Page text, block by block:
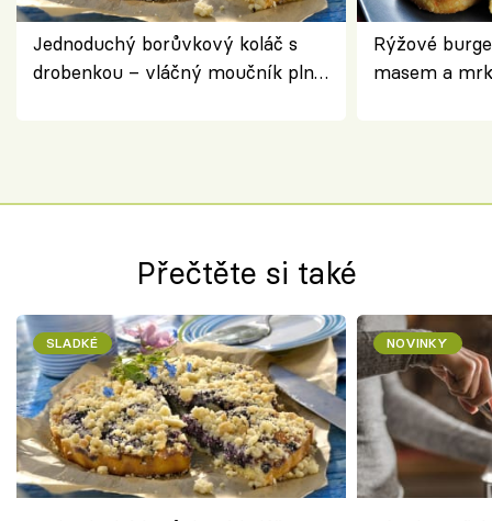
Jednoduchý borůvkový koláč s
drobenkou – vláčný moučník plný
Rýžové
masem a
Přečtěte si také
SLADKÉ NOVINKY